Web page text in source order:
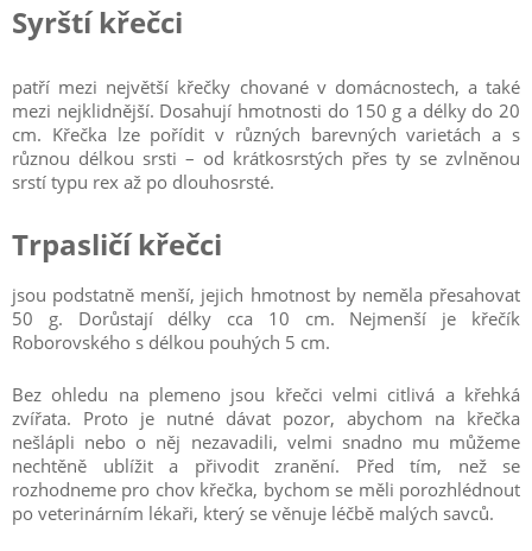
Syrští křečci
patří mezi největší křečky chované v domácnostech, a také
mezi nejklidnější. Dosahují hmotnosti do 150 g a délky do 20
cm. Křečka lze pořídit v různých barevných varietách a s
různou délkou srsti – od krátkosrstých přes ty se zvlněnou
srstí typu rex až po dlouhosrsté.
Trpasličí křečci
jsou podstatně menší, jejich hmotnost by neměla přesahovat
50 g. Dorůstají délky cca 10 cm. Nejmenší je křečík
Roborovského s délkou pouhých 5 cm.
Bez ohledu na plemeno jsou křečci velmi citlivá a křehká
zvířata. Proto je nutné dávat pozor, abychom na křečka
nešlápli nebo o něj nezavadili, velmi snadno mu můžeme
nechtěně ublížit a přivodit zranění. Před tím, než se
rozhodneme pro chov křečka, bychom se měli porozhlédnout
po veterinárním lékaři, který se věnuje léčbě malých savců.